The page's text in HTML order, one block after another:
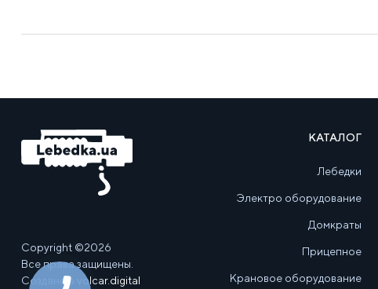
Copyright ©2026
Все права защищены.
Создано в
volcar.digital
КАТАЛОГ
Лебедки
Электро оборудование
Домкраты
Прицепное
Крановое оборудование